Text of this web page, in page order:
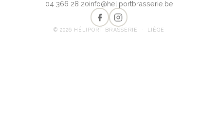
04 366 28 20info@heliportbrasserie.be
© 2026 HÉLIPORT BRASSERIE · LIÈGE